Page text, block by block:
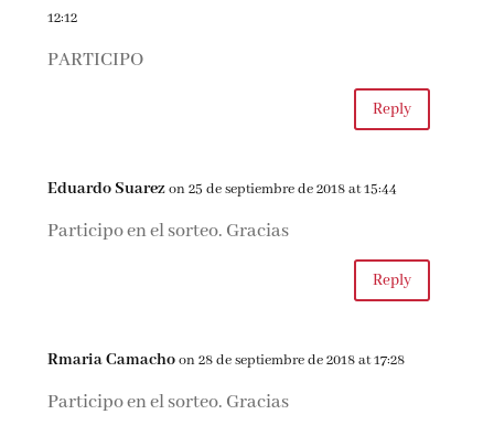
12:12
PARTICIPO
Reply
Eduardo Suarezon 25 de septiembre de 2018 at 15:44
Participo en el sorteo. Gracias
Reply
Rmaria Camachoon 28 de septiembre de 2018 at 17:28
Participo en el sorteo. Gracias